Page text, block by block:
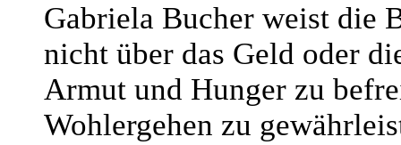
Gabriela Bucher weist die
nicht über das Geld oder
Armut und Hunger zu
Wohlergehen zu